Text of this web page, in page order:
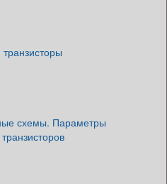
схемы. Параметры